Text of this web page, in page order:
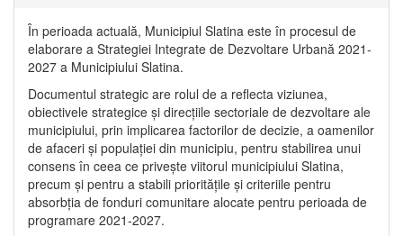
În perioada actuală, Municipiul Slatina este în procesul de
elaborare a Strategiei Integrate de Dezvoltare Urbană 2021‐
2027 a Municipiului Slatina.
Documentul strategic are rolul de a reflecta viziunea,
obiectivele strategice și direcțiile sectoriale de dezvoltare ale
municipiului, prin implicarea factorilor de decizie, a oamenilor
de afaceri și populației din municipiu, pentru stabilirea unui
consens în ceea ce privește viitorul municipiului Slatina,
precum și pentru a stabili prioritățile și criteriile pentru
absorbția de fonduri comunitare alocate pentru perioada de
programare 2021-2027.